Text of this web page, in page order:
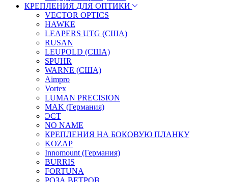
КРЕПЛЕНИЯ ДЛЯ ОПТИКИ
VECTOR OPTICS
HAWKE
LEAPERS UTG (США)
RUSAN
LEUPOLD (США)
SPUHR
WARNE (США)
Aimpro
Vortex
LUMAN PRECISION
MAK (Германия)
ЭСТ
NO NAME
КРЕПЛЕНИЯ НА БОКОВУЮ ПЛАНКУ
KOZAP
Innomount (Германия)
BURRIS
FORTUNA
РОЗА ВЕТРОВ